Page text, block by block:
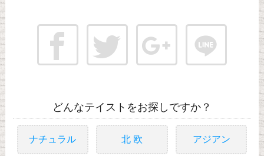
どんなテイストをお探しですか？
ナチュラル 北 欧 アジアン